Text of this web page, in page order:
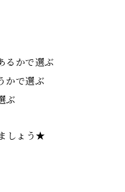
るかで選ぶ
かで選ぶ
ぶ
しょう★